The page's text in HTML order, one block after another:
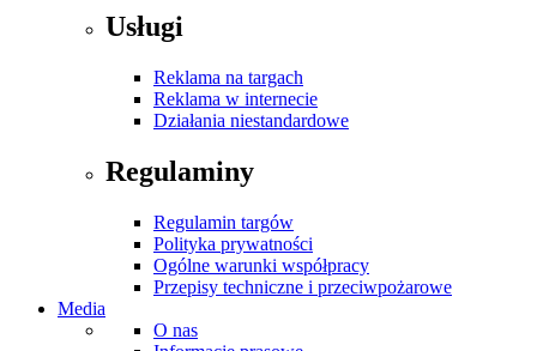
Usługi
Reklama na targach
Reklama w internecie
Działania niestandardowe
Regulaminy
Regulamin targów
Polityka prywatności
Ogólne warunki współpracy
Przepisy techniczne i przeciwpożarowe
Media
O nas